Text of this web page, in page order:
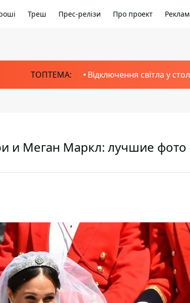
Треш Прес-релізи Про проект
ТОПТЕМА: Відключення світла у
и Меган Маркл: лучшие